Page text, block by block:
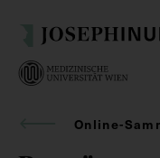
Online-